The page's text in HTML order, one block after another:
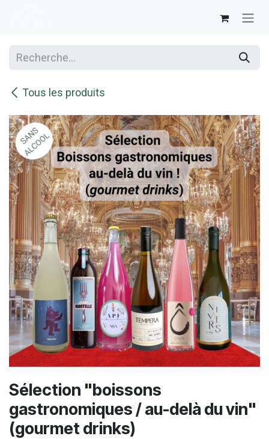
Tous les produits
Sélection "boissons
gastronomiques / au-delà du vin"
(gourmet drinks)